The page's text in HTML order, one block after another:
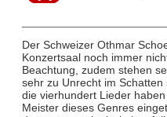
Der Schweizer Othmar
Konzertsaal noch immer
Beachtung, zudem stehen
sehr zu Unrecht im
die vierhundert Lieder
Meister dieses Genres